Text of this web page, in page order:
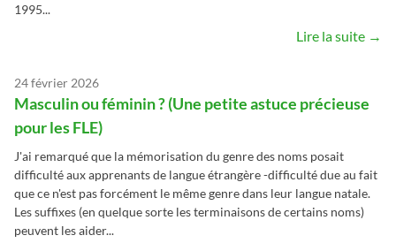
1995...
Lire la suite →
24 février 2026
Masculin ou féminin ? (Une petite astuce précieuse
pour les FLE)
J'ai remarqué que la mémorisation du genre des noms posait
difficulté aux apprenants de langue étrangère -difficulté due au fait
que ce n'est pas forcément le même genre dans leur langue natale.
Les suffixes (en quelque sorte les terminaisons de certains noms)
peuvent les aider...